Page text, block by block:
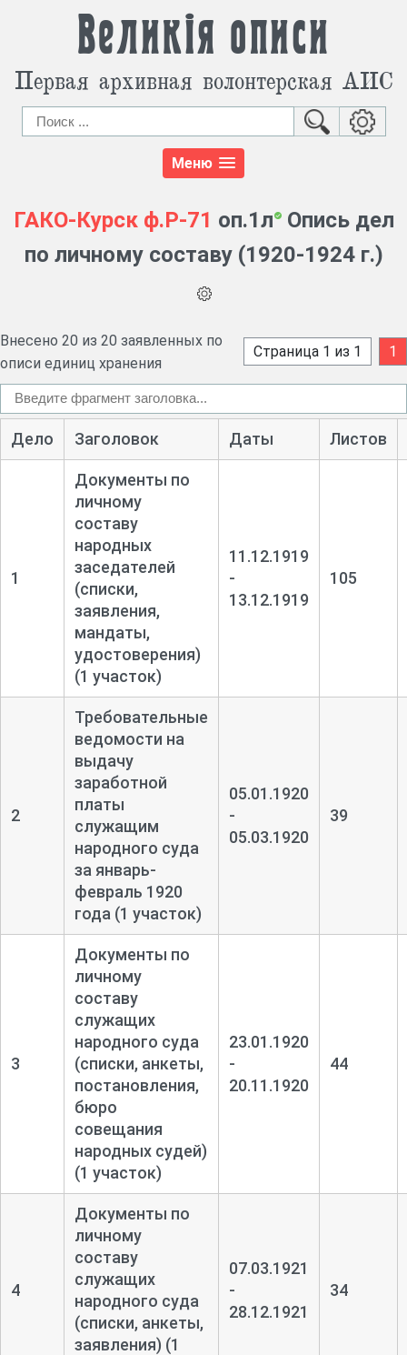
Великія описи
Первая архивная волонтерская АИС
Меню
ГАКО-Курск ф.Р-71 оп.1л Опись дел
по личному составу (1920-1924 г.)
Внесено 20 из 20 заявленных по
описи единиц хранения
Страница 1 из 1 1
Дело Заголовок Даты Листов
1
Документы по
личному
составу
народных
заседателей
(списки,
заявления,
мандаты,
удостоверения)
(1 участок)
11.12.1919
-
13.12.1919
105
2
Требовательные
ведомости на
выдачу
заработной
платы
служащим
народного суда
за январь-
февраль 1920
года (1 участок)
05.01.1920
-
05.03.1920
39
3
Документы по
личному
составу
служащих
народного суда
(списки, анкеты,
постановления,
бюро
совещания
народных судей)
(1 участок)
23.01.1920
-
20.11.1920
44
4
Документы по
личному
составу
служащих
народного суда
(списки, анкеты,
заявления) (1
07.03.1921
-
28.12.1921
34